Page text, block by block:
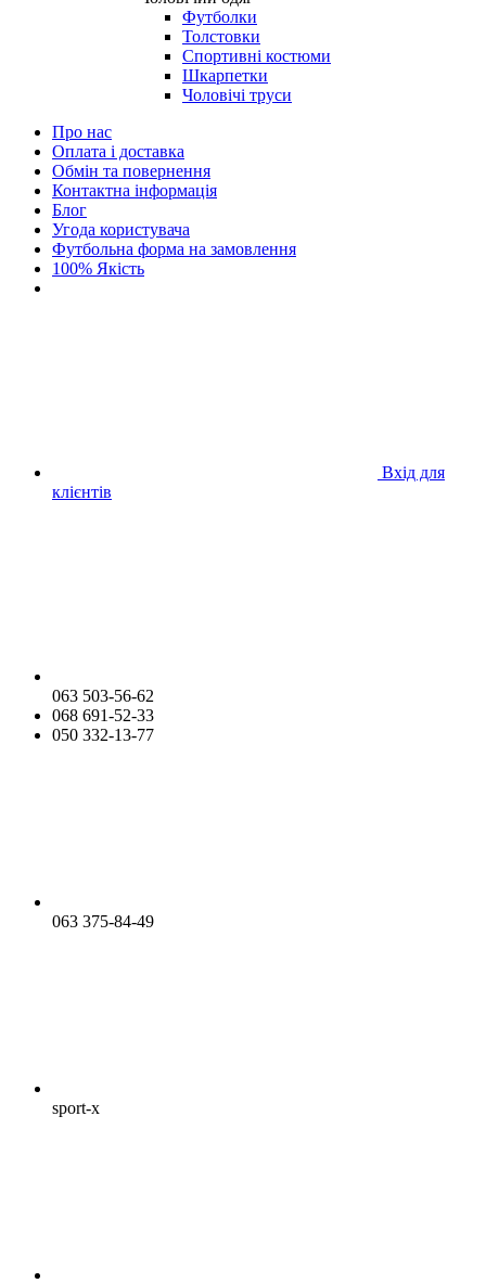
Футболки
Толстовки
Спортивні костюми
Шкарпетки
Чоловічі труси
Про нас
Оплата і доставка
Обмін та повернення
Контактна інформація
Блог
Угода користувача
Футбольна форма на замовлення
100% Якість
Вхід для
клієнтів
063 503-56-62
068 691-52-33
050 332-13-77
063 375-84-49
sport-x